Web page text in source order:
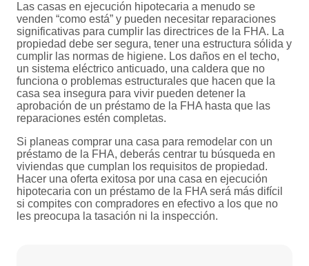
Las casas en ejecución hipotecaria a menudo se
venden “como está” y pueden necesitar reparaciones
significativas para cumplir las directrices de la FHA. La
propiedad debe ser segura, tener una estructura sólida y
cumplir las normas de higiene. Los daños en el techo,
un sistema eléctrico anticuado, una caldera que no
funciona o problemas estructurales que hacen que la
casa sea insegura para vivir pueden detener la
aprobación de un préstamo de la FHA hasta que las
reparaciones estén completas.
Si planeas comprar una casa para remodelar con un
préstamo de la FHA, deberás centrar tu búsqueda en
viviendas que cumplan los requisitos de propiedad.
Hacer una oferta exitosa por una casa en ejecución
hipotecaria con un préstamo de la FHA será más difícil
si compites con compradores en efectivo a los que no
les preocupa la tasación ni la inspección.